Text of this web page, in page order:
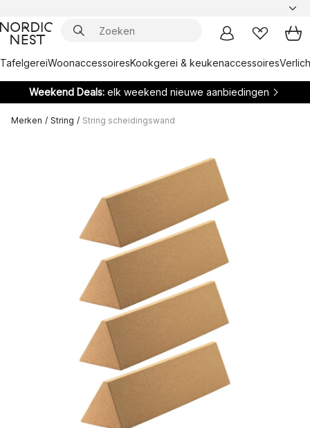
TafelgereiWoonaccessoiresKookgerei & keukenaccessoires
Weekend Deals: elk weekend nieuwe aanbiedingen
Merken / String / String scheidingswand